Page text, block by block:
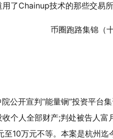
了Chainup技术的那些交易所
公开宣判“能量锎”投资平台
收个人全部财产;判处被告人
10万元不等。本案是杭州迄